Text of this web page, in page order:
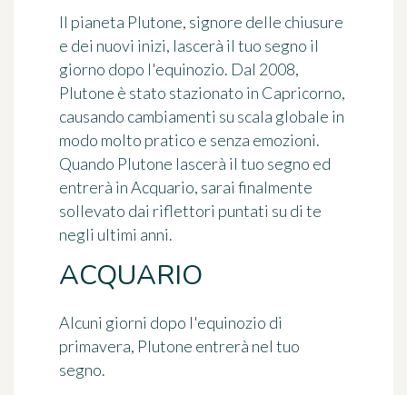
Il pianeta Plutone, signore delle chiusure
e dei nuovi inizi, lascerà il tuo segno il
giorno dopo l'equinozio. Dal 2008,
Plutone è stato stazionato in Capricorno,
causando cambiamenti su scala globale in
modo molto pratico e senza emozioni.
Quando Plutone lascerà il tuo segno ed
entrerà in Acquario, sarai finalmente
sollevato dai riflettori puntati su di te
negli ultimi anni.
ACQUARIO
Alcuni giorni dopo l'equinozio di
primavera, Plutone entrerà nel tuo
segno.